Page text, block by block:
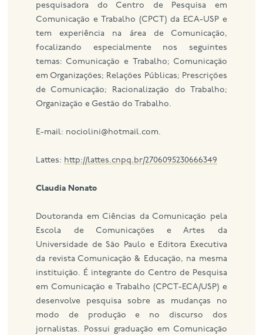
pesquisadora do Centro de Pesquisa em
Comunicação e Trabalho (CPCT) da ECA-USP e
tem experiência na área de Comunicação,
focalizando especialmente nos seguintes
temas: Comunicação e Trabalho; Comunicação
em Organizações; Relações Públicas; Prescrições
de Comunicação; Racionalização do Trabalho;
Organização e Gestão do Trabalho.
E-mail: nociolini@hotmail.com.
Lattes: http://lattes.cnpq.br/2706095230666349
Claudia Nonato
Doutoranda em Ciências da Comunicação pela
Escola de Comunicações e Artes da
Universidade de São Paulo e Editora Executiva
da revista Comunicação & Educação, na mesma
instituição. É integrante do Centro de Pesquisa
em Comunicação e Trabalho (CPCT-ECA/USP) e
desenvolve pesquisa sobre as mudanças no
modo de produção e no discurso dos
jornalistas. Possui graduação em Comunicação